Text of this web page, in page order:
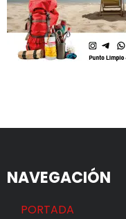
NAVEGACIÓN
PORTADA